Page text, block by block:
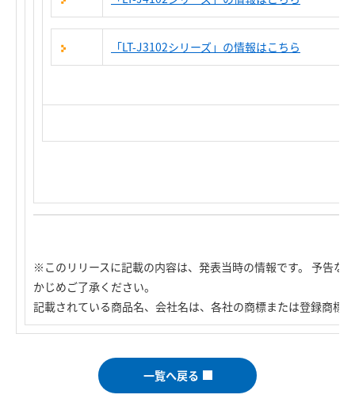
「LT-J3102シリーズ」の情報はこちら
※このリリースに記載の内容は、発表当時の情報です。 予告な
かじめご了承ください。
記載されている商品名、会社名は、各社の商標または登録商標
一覧へ戻る